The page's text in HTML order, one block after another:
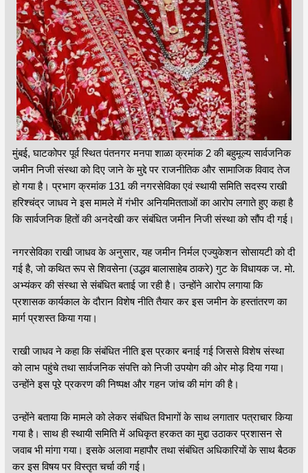
मुंबई, घाटकोपर पूर्व स्थित पंतनगर मनपा शाळा क्रमांक 2 की बहुमूल्य सार्वजनिक
जमीन निजी संस्था को दिए जाने के मुद्दे पर राजनीतिक और सामाजिक विवाद तेज
हो गया है। प्रभाग क्रमांक 131 की नगरसेविका एवं स्थायी समिति सदस्य राखी
हरिश्चंद्र जाधव ने इस मामले में गंभीर अनियमितताओं का आरोप लगाते हुए कहा है
कि सार्वजनिक हितों की अनदेखी कर संबंधित जमीन निजी संस्था को सौंप दी गई।
नगरसेविका राखी जाधव के अनुसार, यह जमीन निर्मल एज्युकेशन सोसायटी को दी
गई है, जो कथित रूप से शिवसेना (उद्धव बालासाहेब ठाकरे) गुट के विधायक ज. मो.
अभ्यंकर की संस्था से संबंधित बताई जा रही है। उन्होंने आरोप लगाया कि
प्रशासक कार्यकाल के दौरान विशेष नीति तैयार कर इस जमीन के हस्तांतरण का
मार्ग प्रशस्त किया गया।
राखी जाधव ने कहा कि संबंधित नीति इस प्रकार बनाई गई जिससे विशेष संस्था
को लाभ पहुंचे तथा सार्वजनिक संपत्ति को निजी उपयोग की ओर मोड़ दिया गया।
उन्होंने इस पूरे प्रकरण की निष्पक्ष और गहन जांच की मांग की है।
उन्होंने बताया कि मामले को लेकर संबंधित विभागों के साथ लगातार पत्राचार किया
गया है। साथ ही स्थायी समिति में अधिकृत हरकत का मुद्दा उठाकर प्रशासन से
जवाब भी मांगा गया। इसके अलावा महापौर तथा संबंधित अधिकारियों के साथ बैठक
कर इस विषय पर विस्तृत चर्चा की गई।